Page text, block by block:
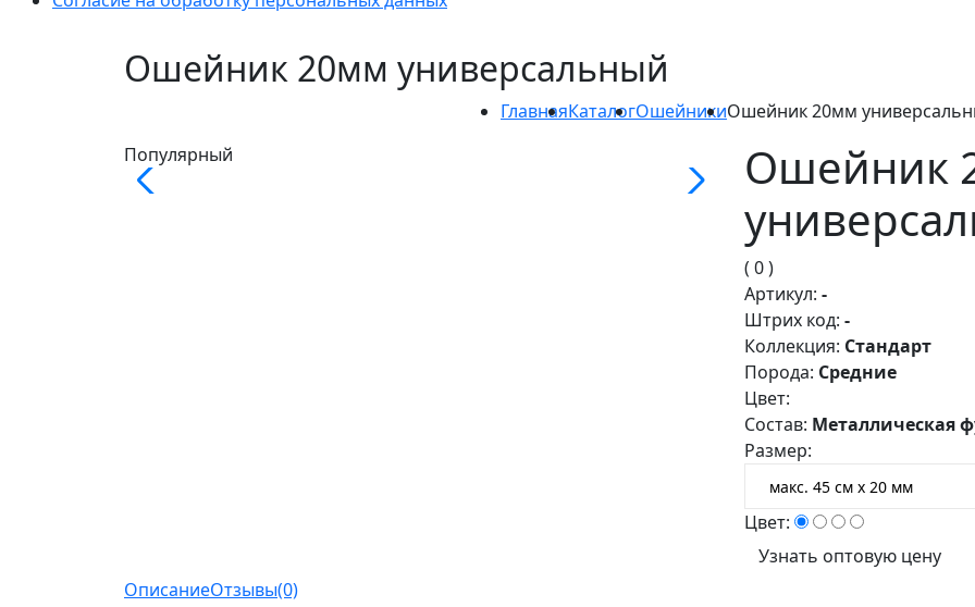
Ошейник 20мм универсальный
ГлавнаяКаталогОшейникиОшейник 20мм
Популярный
Ошейник
( 0 )
Артикул: -
Штрих код: -
Коллекция: Стандарт
Порода: Средние
Цвет:
Состав: Металлическая
Размер:
Цвет:
Узнать оптовую цену
ОписаниеОтзывы(0)